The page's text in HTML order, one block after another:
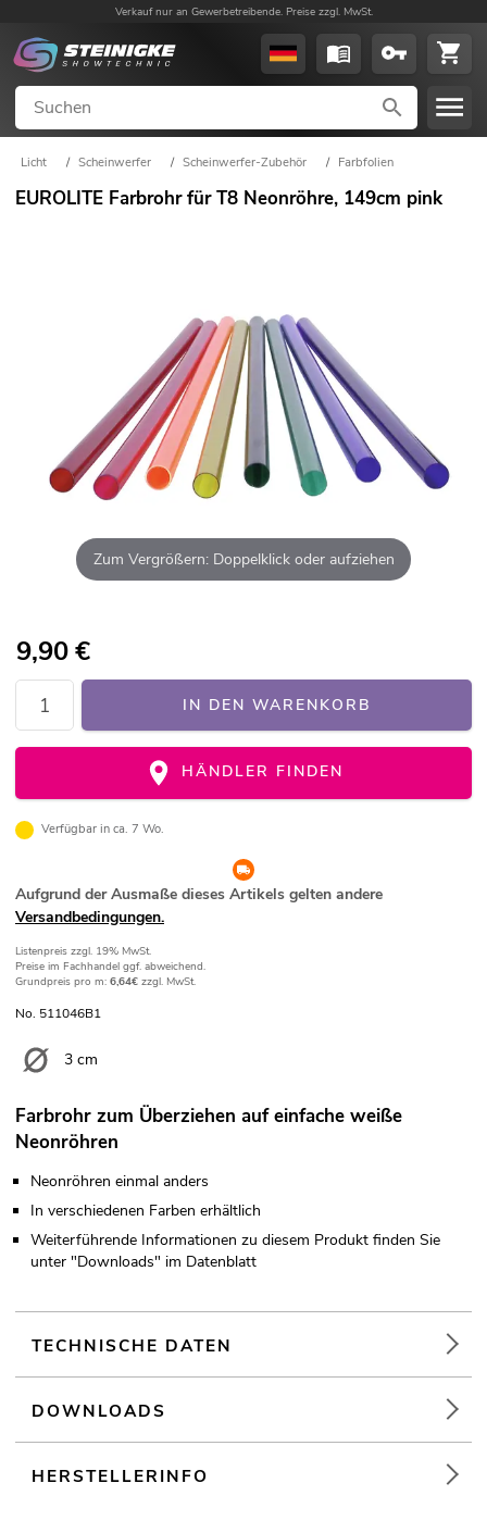
Verkauf nur an Gewerbetreibende. Preise zzgl. MwSt.
Licht / Scheinwerfer / Scheinwerfer-Zubehör / Farbfolien
EUROLITE Farbrohr für T8 Neonröhre, 149cm pink
Zum Vergrößern: Doppelklick oder aufziehen
9,90€
IN DEN WARENKORB
HÄNDLER FINDEN
Verfügbar in ca. 7 Wo.
Aufgrund der Ausmaße dieses Artikels gelten andere
Versandbedingungen.
Listenpreis zzgl. 19% MwSt.
Preise im Fachhandel ggf. abweichend.
Grundpreis pro m: 6,64€ zzgl. MwSt.
No. 511046B1
3 cm
Farbrohr zum Überziehen auf einfache weiße
Neonröhren
Neonröhren einmal anders
In verschiedenen Farben erhältlich
Weiterführende Informationen zu diesem Produkt finden Sie
unter "Downloads" im Datenblatt
TECHNISCHE DATEN
DOWNLOADS
HERSTELLERINFO